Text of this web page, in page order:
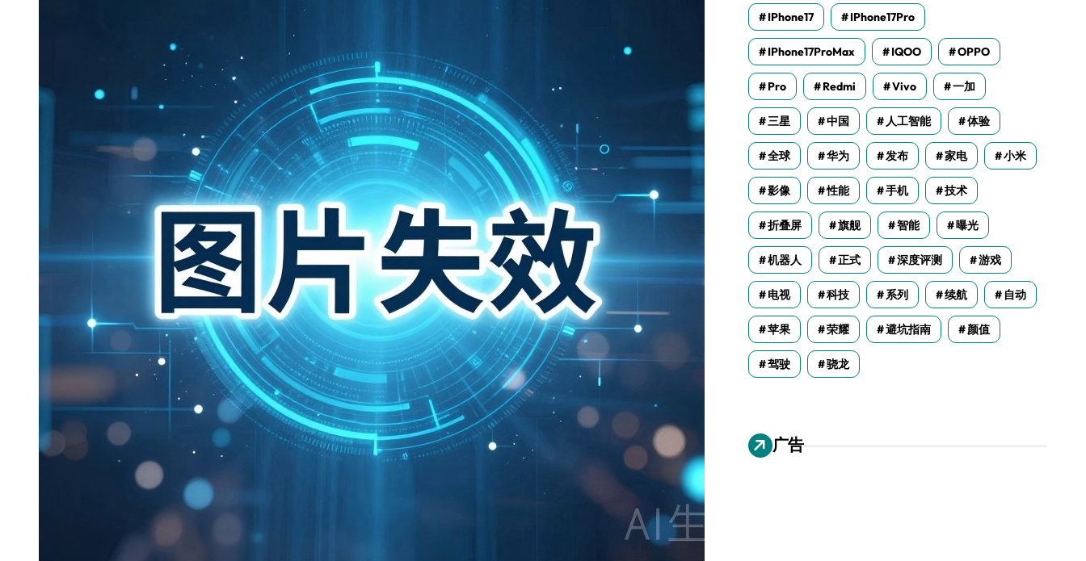
IPhone17 IPhone17Pro
IPhone17ProMax IQOO OPPO
Pro Redmi Vivo 一加
三星 中国 人工智能 体验
全球 华为 发布 家电 小米
影像 性能 手机 技术
折叠屏 旗舰 智能 曝光
机器人 正式 深度评测 游戏
电视 科技 系列 续航 自动
苹果 荣耀 避坑指南 颜值
驾驶 骁龙
广告